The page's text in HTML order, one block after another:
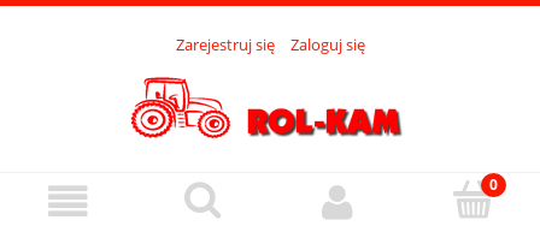
Zarejestruj się Zaloguj się